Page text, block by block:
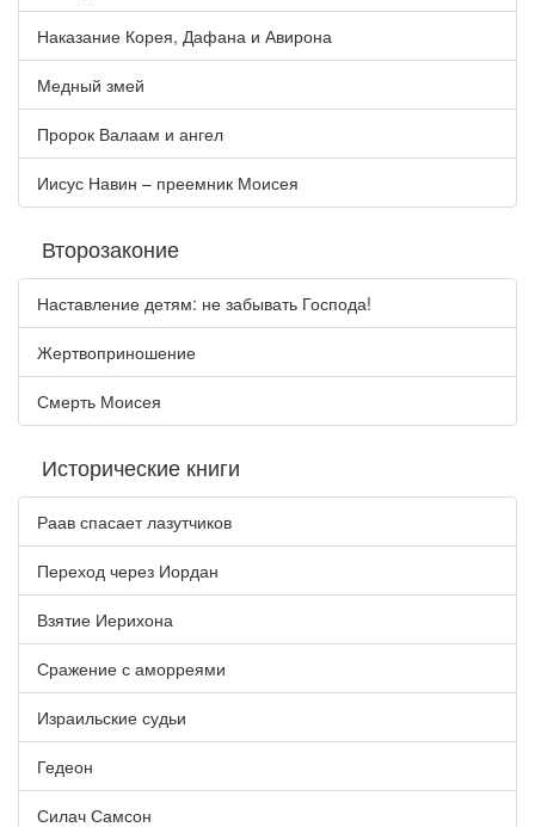
Наказание Корея, Дафана и Авирона
Медный змей
Пророк Валаам и ангел
Иисус Навин – преемник Моисея
Второзаконие
Наставление детям: не забывать Господа!
Жертвоприношение
Смерть Моисея
Исторические книги
Раав спасает лазутчиков
Переход через Иордан
Взятие Иерихона
Сражение с аморреями
Израильские судьи
Гедеон
Силач Самсон